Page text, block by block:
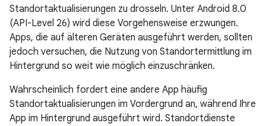
Standortaktualisierungen zu drosseln. Unter Android 8.0
(API-Level 26) wird diese Vorgehensweise erzwungen.
Apps, die auf älteren Geräten ausgeführt werden, sollten
jedoch versuchen, die Nutzung von Standortermittlung im
Hintergrund so weit wie möglich einzuschränken.
Wahrscheinlich fordert eine andere App häufig
Standortaktualisierungen im Vordergrund an, während Ihre
App im Hintergrund ausgeführt wird. Standortdienste